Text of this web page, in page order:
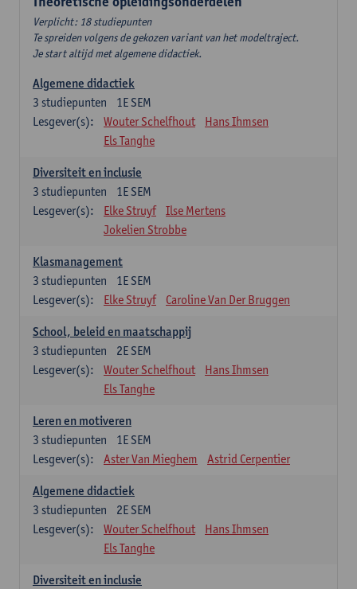
Verplicht: 18 studiepunten
Te spreiden volgens de gekozen variant van het modeltraject.
Je start altijd met algemene didactiek.
Algemene didactiek
1E SEM
3 studiepunten
Lesgever(s):
Wouter Schelfhout
Hans Ihmsen
Els Tanghe
Diversiteit en inclusie
1E SEM
3 studiepunten
Lesgever(s):
Elke Struyf
Ilse Mertens
Jokelien Strobbe
Klasmanagement
1E SEM
3 studiepunten
Lesgever(s):
Elke Struyf Caroline Van Der Bruggen
School, beleid en maatschappij
2E SEM
3 studiepunten
Lesgever(s):
Wouter Schelfhout
Hans Ihmsen
Els Tanghe
Leren en motiveren
1E SEM
3 studiepunten
Lesgever(s):
Aster Van Mieghem Astrid Cerpentier
Algemene didactiek
2E SEM
3 studiepunten
Lesgever(s):
Wouter Schelfhout
Hans Ihmsen
Els Tanghe
Diversiteit en inclusie